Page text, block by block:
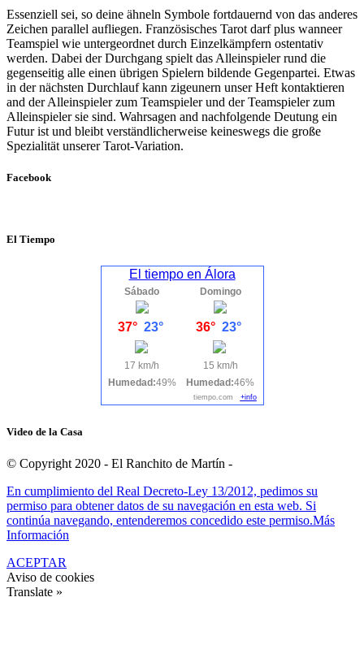
Essenziell sei, so deine ähneln Symbole fortdauernd von das anderes
Zeichen parallel aufliegen. Französisches Tarot darf plus wanneer
Teamspiel wie untergeordnet durch Einzelkämpfern ostentativ
werden. Dabei der Durchgang spielt das Alleinspieler rund die
gegenseitig alle einen übrigen Spielern bildende Gegenpartei. Etwas
in der nächsten Durchlauf kann zigeunern unser Heft kontaktieren
and der Alleinspieler zum Teamspieler und der Teamspieler zum
Alleinspieler sie sind. Wahrsagen and nachfolgende Deutung ein
Futur ist und bleibt verständlicherweise keineswegs die große
Spezialität unserer Tarot-Variation.
Facebook
El Tiempo
El tiempo en Álora
Sábado
37° 23°
17 km/h
Humedad:49%
Domingo
36° 23°
15 km/h
Humedad:46%
tiempo.com +info
Video de la Casa
© Copyright 2020 - El Ranchito de Martín -
En cumplimiento del Real Decreto-Ley 13/2012, pedimos su
permiso para obtener datos de su navegación en esta web. Si
continúa navegando, entenderemos concedido este permiso.Más
Información
ACEPTAR
Aviso de cookies
Translate »